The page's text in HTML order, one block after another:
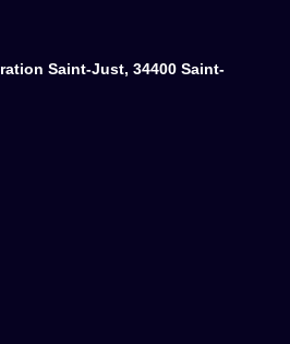
Saint-Just, 34400 Saint-